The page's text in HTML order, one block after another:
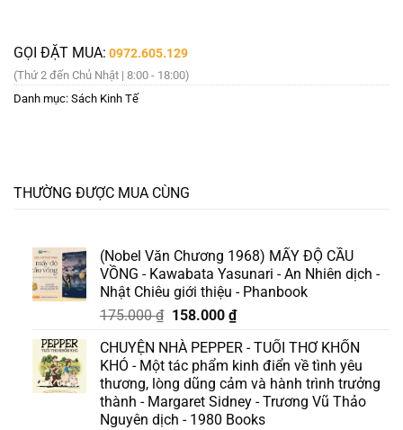
GỌI ĐẶT MUA: 0972.605.129
(Thứ 2 đến Chủ Nhật | 8:00 - 18:00)
Danh mục: Sách Kinh Tế
THƯỜNG ĐƯỢC MUA CÙNG
(Nobel Văn Chương 1968) MẤY ĐỘ CẦU
VỒNG - Kawabata Yasunari - An Nhiên dịch -
Nhật Chiêu giới thiệu - Phanbook
175.000₫ Giá
là:
175.000 ₫.
158.000 ₫Giá
tại
là:
158.000 ₫.
CHUYỆN NHÀ PEPPER - TUỔI THƠ KHỐN
KHÓ - Một tác phẩm kinh điển về tình yêu
thương, lòng dũng cảm và hành trình trưởng
thành - Margaret Sidney - Trương Vũ Thảo
Nguyên dịch - 1980 Books